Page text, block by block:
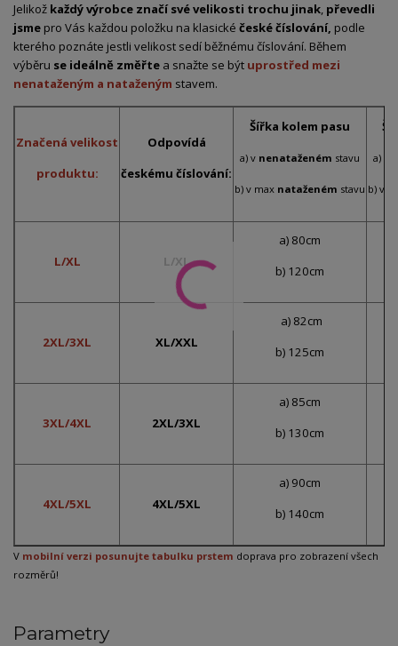
Jelikož každý výrobce značí své velikosti trochu jinak převedli
jsme pro Vás každou položku na klasické české číslování, podle
kterého poznáte jestli velikost sedí běžnému číslování. Během
výběru se ideálně změřte a snažte se být uprostřed mezi
nenataženým a nataženým stavem.
Značená velikost
produktu:
Odpovídá
českému číslování:
Šířka kolem pasu
a) v nenataženém stavu
b) v max nataženém stavu
a) v
b) v
L/XL L/XL
a) 80cm
b) 120cm
2XL/3XL XL/XXL
a) 82cm
b) 125cm
3XL/4XL 2XL/3XL
a) 85cm
b) 130cm
4XL/5XL 4XL/5XL
a) 90cm
b) 140cm
V mobilní verzi posunujte tabulku prstem doprava pro zobrazení všech
rozměrů!
Parametry